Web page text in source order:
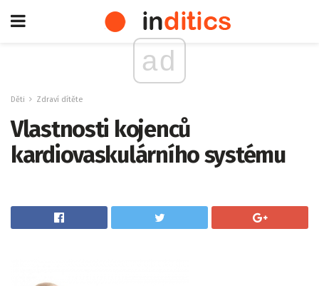
ad
Děti Zdraví dítěte
Vlastnosti kojenců
kardiovaskulárního systému